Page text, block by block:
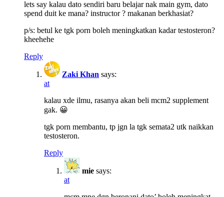
lets say kalau dato sendiri baru belajar nak main gym, dato
spend duit ke mana? instructor ? makanan berkhasiat?
p/s: betul ke tgk porn boleh meningkatkan kadar testosteron?
kheehehe
Reply
Zaki Khan says:
at
kalau xde ilmu, rasanya akan beli mcm2 supplement
gak. 😀
tgk porn membantu, tp jgn la tgk semata2 utk naikkan
testosteron.
Reply
mie says:
at